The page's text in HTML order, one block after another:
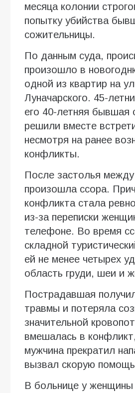
месяца колонии
попытку убийства
сожительницы.
По данным суда,
произошло в
одной из квартир на
Луначарского. 45-
его 40-летняя бывшая
решили вместе
несмотря на ранее
конфликты.
После застолья
произошла ссора.
конфликта стала
из-за переписки
телефоне. Во время
складной
ей не менее четырех
область груди, шеи и
Пострадавшая
травмы и потеряла
значительной
вмешалась в
мужчина прекратил
вызвал скорую
В больнице у женщины